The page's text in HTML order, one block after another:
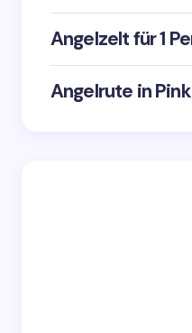
Angelzelt für 1
Angelrute in Pink